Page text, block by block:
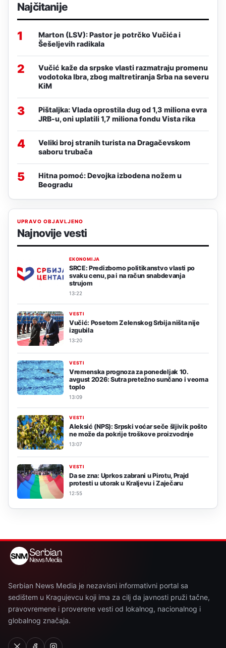
Najčitanije
1
Marton (LSV): Pastor je potrčko Vučića i
Šešeljevih radikala
2
Vučić kaže da srpske vlasti razmatraju promenu
vodotoka Ibra, zbog maltretiranja Srba na severu
KiM
3
Pištaljka: Vlada oprostila dug od 1,3 miliona evra
JRB-u, oni uplatili 1,7 miliona fondu Vista rika
4
Veliki broj stranih turista na Dragačevskom
saboru trubača
5
Hitna pomoć: Devojka izbodena nožem u
Beogradu
UPRAVO OBJAVLJENO
Najnovije vesti
EKONOMIJA
SRCE: Predizborno politikanstvo vlasti po
svaku cenu, pa i na račun snabdevanja
strujom
13:22
VESTI
Vučić: Posetom Zelenskog Srbija ništa nije
izgubila
13:20
VESTI
Vremenska prognoza za ponedeljak 10.
avgust 2026: Sutra pretežno sunčano i veoma
toplo
13:09
VESTI
Aleksić (NPS): Srpski voćar seče šljivik pošto
ne može da pokrije troškove proizvodnje
13:07
VESTI
Da se zna: Uprkos zabrani u Pirotu, Prajd
protesti u utorak u Kraljevu i Zaječaru
12:55
Serbian News Media je nezavisni informativni portal sa
sedištem u Kragujevcu koji ima za cilj da javnosti pruži tačne,
pravovremene i proverene vesti od lokalnog, nacionalnog i
globalnog značaja.